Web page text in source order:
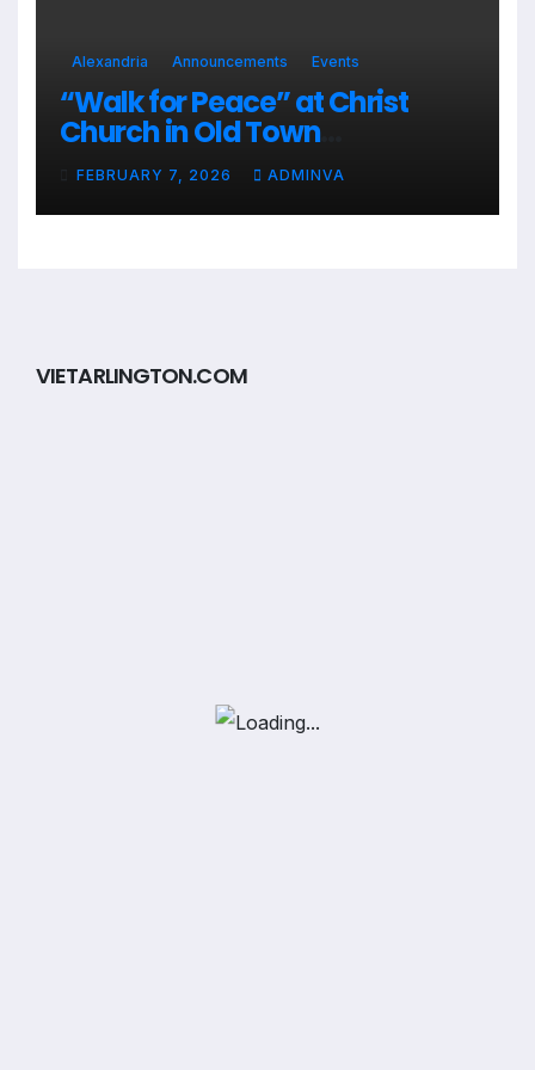
Alexandria Announcements Events
“Walk for Peace” at Christ
Church in Old Town
Alexandria on Monday,
February 9, 2026
FEBRUARY 7, 2026 ADMINVA
VIETARLINGTON.COM